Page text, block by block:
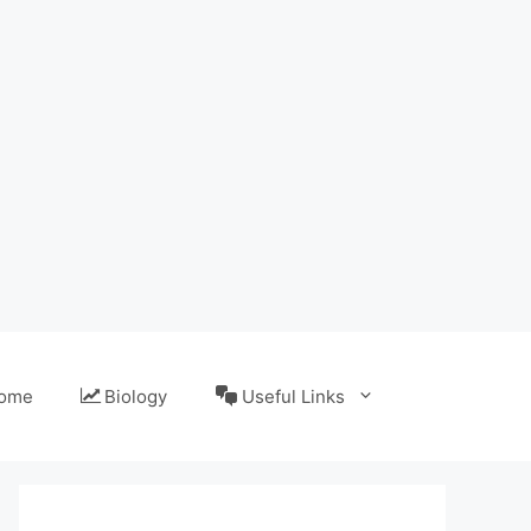
Biology Useful Links